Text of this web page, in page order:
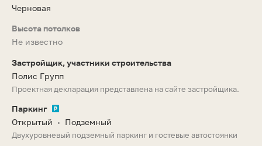
Черновая
Высота потолков
Не известно
Застройщик, участники строительства
Полис Групп
Проектная декларация представлена на сайте застройщика.
Паркинг
Открытый
• Подземный
Двухуровневый подземный паркинг и гостевые автостоянки